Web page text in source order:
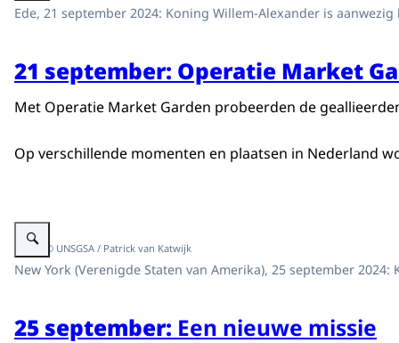
Ede, 21 september 2024: Koning Willem-Alexander is
21 september: Operatie Market
Met Operatie Market Garden probeerden de
Op verschillende momenten en plaatsen in Nederland
Vergroot afbeelding Koningin Máxima bij 15 jaar UNSGSA event
Beeld: © UNSGSA / Patrick van Katwijk
New York (Verenigde Staten van Amerika), 25 september
25 september: Een nieuwe missie